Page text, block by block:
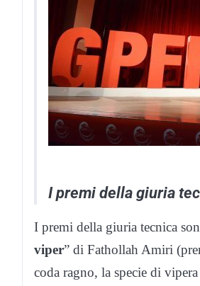
I premi della giuria
I premi della giuria tecnica
viper” di Fathollah Amiri
coda ragno, la specie di